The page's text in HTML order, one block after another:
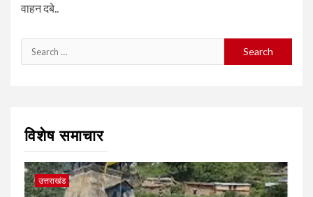
वाहन दबे..
Search
for:
विशेष समाचार
उत्तराखंड